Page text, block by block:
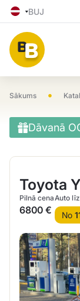
BUJ
Sākums •
Dāvanā
Toyota
Pilnā cena
6800 €
Auto
No